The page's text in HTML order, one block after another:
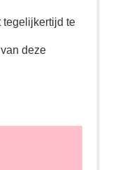
tegelijkertijd te
deze